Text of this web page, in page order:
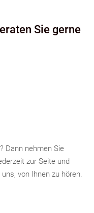
Sie gerne
Dann nehmen Sie
zur Seite und
von Ihnen zu hören.